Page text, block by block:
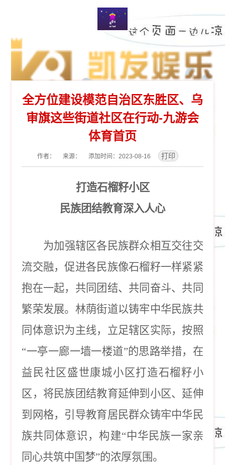
全方位建设模范自治区东胜区、乌
审旗这些街道社区在行动-九游会
体育首页
作者： 来源： 添加时间：2023-08-16
打造石榴籽小区
民族团结教育深入人心
为加强辖区各民族群众相互交往交
流交融，促进各民族像石榴籽一样紧紧
抱在一起，共同团结、共同奋斗、共同
繁荣发展。林荫街道以铸牢中华民族共
同体意识为主线，立足辖区实际，按照
“一亭一廊一墙一楼道”的思路举措，在
益民社区盛世康城小区打造石榴籽小
区，将民族团结教育延伸到小区、延伸
到网格，引导教育居民群众铸牢中华民
族共同体意识，构建“中华民族一家亲
同心共筑中国梦”的浓厚氛围。